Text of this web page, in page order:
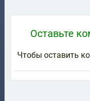
Оставьте
Чтобы оставить